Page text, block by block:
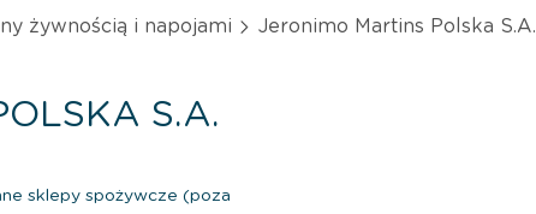
żywnością i napojami Jeronimo Martins Polska S.A.
S.A.
sklepy spożywcze (poza